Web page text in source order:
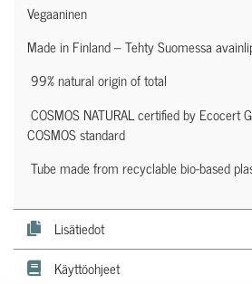
Vegaaninen
Made in Finland – Tehty Suomessa
99% natural origin of total
COSMOS NATURAL certified by Ecocert
COSMOS standard
Tube made from recyclable bio-based
Lisätiedot
Käyttöohjeet